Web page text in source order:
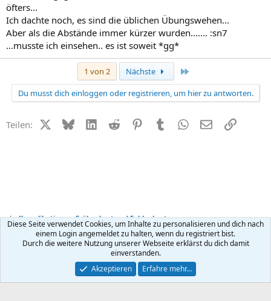
öfters...
Ich dachte noch, es sind die üblichen Übungswehen...
Aber als die Abstände immer kürzer wurden....... :sn7
...musste ich einsehen.. es ist soweit *gg*
1 von 2 Nächste
Du musst dich einloggen oder registrieren, um hier zu antworten.
Teilen: X (Twitter)
BlueskyLinkedIn
Reddit PinterestTumblr WhatsApp
E-MailLink
Komplikationen, Frühgeburt und Fehlgeburt
Kontakt Nutzungsbedingungen Datenschutz Hilfe
R
Community platform by XenForo ® © 2010-2026 XenForo Ltd.
Diese Seite verwendet Cookies, um Inhalte zu personalisieren und dich nach
einem Login angemeldet zu halten, wenn du registriert bist.
Durch die weitere Nutzung unserer Webseite erklärst du dich damit
einverstanden.
Akzeptieren
Erfahre mehr…